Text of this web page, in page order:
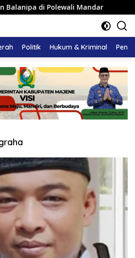
di Polewali Mandar
Politik Hukum & Kriminal